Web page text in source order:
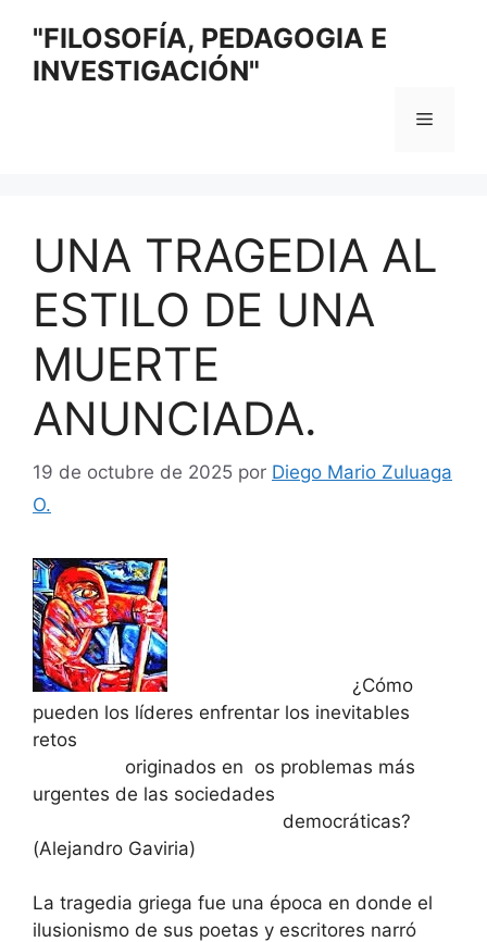
contenido
"FILOSOFÍA, PEDAGOGIA E
INVESTIGACIÓN"
Menú
UNA TRAGEDIA AL
ESTILO DE UNA
MUERTE
ANUNCIADA.
19 de octubre de 2025 por Diego Mario Zuluaga
O.
¿Cómo
pueden los líderes enfrentar los inevitables
retos
originados en os problemas más
urgentes de las sociedades
democráticas?
(Alejandro Gaviria)
La tragedia griega fue una época en donde el
ilusionismo de sus poetas y escritores narró